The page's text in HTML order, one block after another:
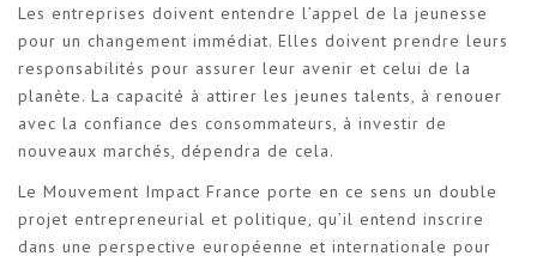
Les entreprises doivent entendre l’appel de la jeunesse
pour un changement immédiat. Elles doivent prendre leurs
responsabilités pour assurer leur avenir et celui de la
planète. La capacité à attirer les jeunes talents, à renouer
avec la confiance des consommateurs, à investir de
nouveaux marchés, dépendra de cela.
Le Mouvement Impact France porte en ce sens un double
projet entrepreneurial et politique, qu’il entend inscrire
dans une perspective européenne et internationale pour